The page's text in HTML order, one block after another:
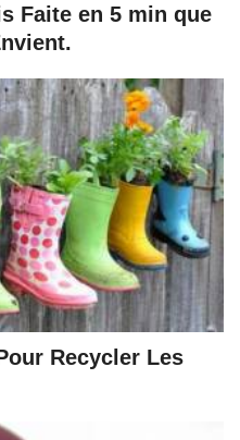
Faite en 5 min que
Recycler Les